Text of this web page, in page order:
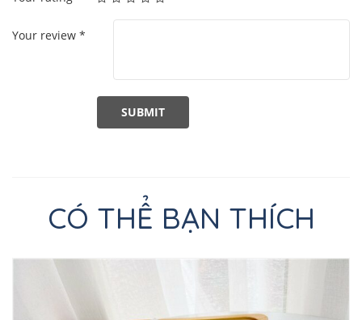
Your review *
CÓ THỂ BẠN THÍCH